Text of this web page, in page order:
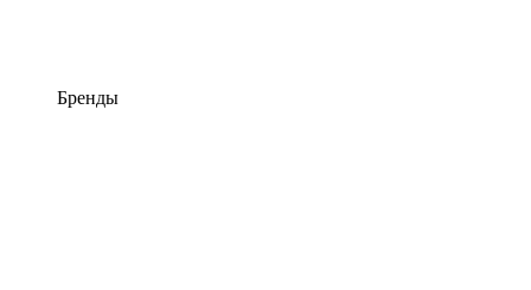
Бренды